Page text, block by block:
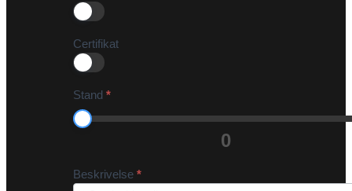
Certifikat
Stand *
0
Beskrivelse *